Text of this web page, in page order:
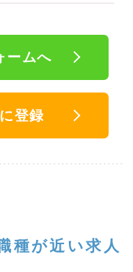
ームへ
登録
種が近い求人